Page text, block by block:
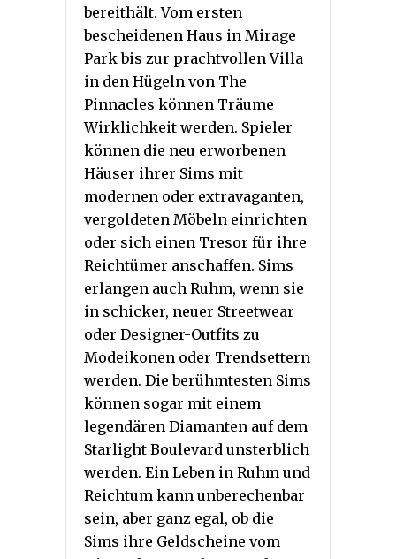
bereithält. Vom ersten
bescheidenen Haus in Mirage
Park bis zur prachtvollen Villa
in den Hügeln von The
Pinnacles können Träume
Wirklichkeit werden. Spieler
können die neu erworbenen
Häuser ihrer Sims mit
modernen oder extravaganten,
vergoldeten Möbeln einrichten
oder sich einen Tresor für ihre
Reichtümer anschaffen. Sims
erlangen auch Ruhm, wenn sie
in schicker, neuer Streetwear
oder Designer-Outfits zu
Modeikonen oder Trendsettern
werden. Die berühmtesten Sims
können sogar mit einem
legendären Diamanten auf dem
Starlight Boulevard unsterblich
werden. Ein Leben in Ruhm und
Reichtum kann unberechenbar
sein, aber ganz egal, ob die
Sims ihre Geldscheine vom